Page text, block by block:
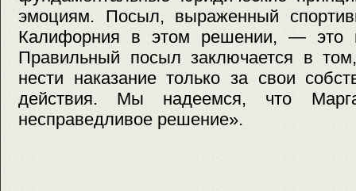
эмоциям. Посыл, выраженный
Калифорния в этом решении, — это
Правильный посыл заключается в
нести наказание только за свои
действия. Мы надеемся, что
несправедливое решение».